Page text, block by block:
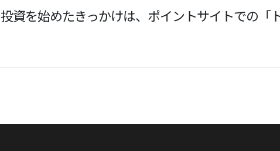
投資を始めたきっかけは、ポイントサイトでの「